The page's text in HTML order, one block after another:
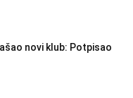
novi klub: Potpisao